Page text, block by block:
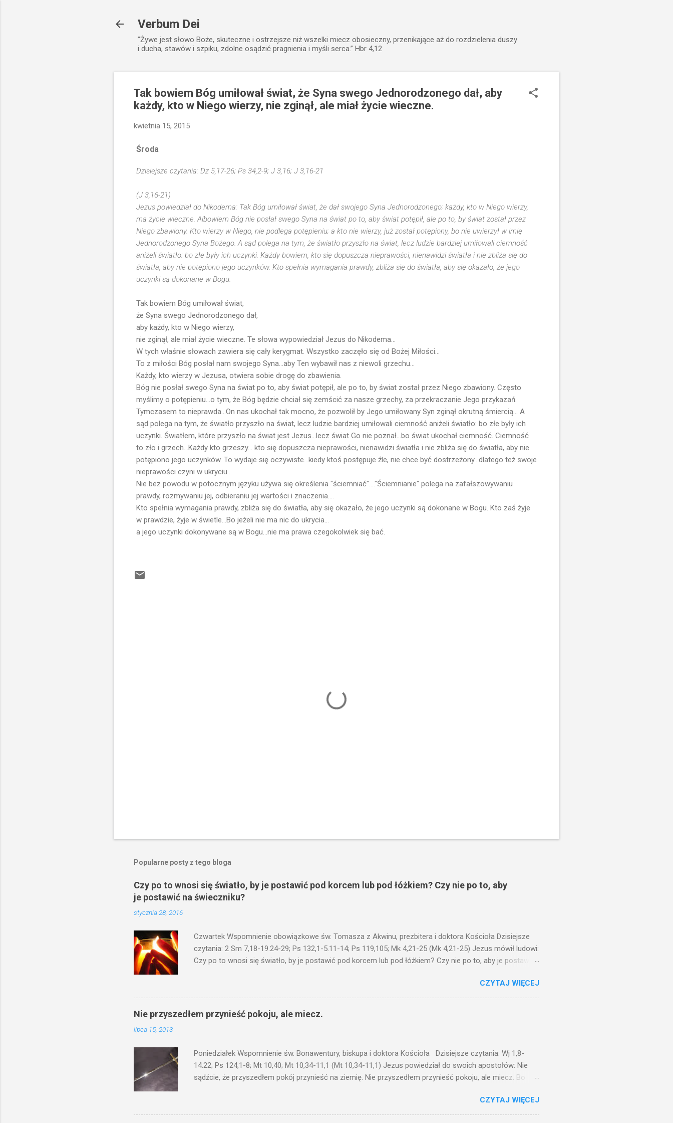
Verbum Dei
”Żywe jest słowo Boże, skuteczne i ostrzejsze niż wszelki miecz obosieczny, przenikające aż do rozdzielenia duszy
i ducha, stawów i szpiku, zdolne osądzić pragnienia i myśli serca.” Hbr 4,12
Tak bowiem Bóg umiłował świat, że Syna swego Jednorodzonego dał, aby
każdy, kto w Niego wierzy, nie zginął, ale miał życie wieczne.
kwietnia 15, 2015
Środa
Dzisiejsze czytania: Dz 5,17-26; Ps 34,2-9; J 3,16; J 3,16-21
(J 3,16-21)
Jezus powiedział do Nikodema: Tak Bóg umiłował świat, że dał swojego Syna Jednorodzonego; każdy, kto w Niego wierzy,
ma życie wieczne. Albowiem Bóg nie posłał swego Syna na świat po to, aby świat potępił, ale po to, by świat został przez
Niego zbawiony. Kto wierzy w Niego, nie podlega potępieniu; a kto nie wierzy, już został potępiony, bo nie uwierzył w imię
Jednorodzonego Syna Bożego. A sąd polega na tym, że światło przyszło na świat, lecz ludzie bardziej umiłowali ciemność
aniżeli światło: bo złe były ich uczynki. Każdy bowiem, kto się dopuszcza nieprawości, nienawidzi światła i nie zbliża się do
światła, aby nie potępiono jego uczynków. Kto spełnia wymagania prawdy, zbliża się do światła, aby się okazało, że jego
uczynki są dokonane w Bogu.
Tak bowiem Bóg umiłował świat,
że Syna swego Jednorodzonego dał,
aby każdy, kto w Niego wierzy,
nie zginął, ale miał życie wieczne. Te słowa wypowiedział Jezus do Nikodema...
W tych właśnie słowach zawiera się cały kerygmat. Wszystko zaczęło się od Bożej Miłości...
To z miłości Bóg posłał nam swojego Syna...aby Ten wybawił nas z niewoli grzechu...
Każdy, kto wierzy w Jezusa, otwiera sobie drogę do zbawienia.
Bóg nie posłał swego Syna na świat po to, aby świat potępił, ale po to, by świat został przez Niego zbawiony. Często
myślimy o potępieniu...o tym, że Bóg będzie chciał się zemścić za nasze grzechy, za przekraczanie Jego przykazań.
Tymczasem to nieprawda...On nas ukochał tak mocno, że pozwolił by Jego umiłowany Syn zginął okrutną śmiercią... A
sąd polega na tym, że światło przyszło na świat, lecz ludzie bardziej umiłowali ciemność aniżeli światło: bo złe były ich
uczynki. Światłem, które przyszło na świat jest Jezus...lecz świat Go nie poznał...bo świat ukochał ciemność. Ciemność
to zło i grzech...Każdy kto grzeszy... kto się dopuszcza nieprawości, nienawidzi światła i nie zbliża się do światła, aby nie
potępiono jego uczynków. To wydaje się oczywiste...kiedy ktoś postępuje źle, nie chce być dostrzeżony...dlatego też swoje
nieprawości czyni w ukryciu...
Nie bez powodu w potocznym języku używa się określenia "ściemniać"...."Ściemnianie" polega na zafałszowywaniu
prawdy, rozmywaniu jej, odbieraniu jej wartości i znaczenia....
Kto spełnia wymagania prawdy, zbliża się do światła, aby się okazało, że jego uczynki są dokonane w Bogu. Kto zaś żyje
w prawdzie, żyje w świetle...Bo jeżeli nie ma nic do ukrycia...
a jego uczynki dokonywane są w Bogu...nie ma prawa czegokolwiek się bać.
Popularne posty z tego bloga
Czy po to wnosi się światło, by je postawić pod korcem lub pod łóżkiem? Czy nie po to, aby
je postawić na świeczniku?
stycznia 28, 2016
Czwartek Wspomnienie obowiązkowe św. Tomasza z Akwinu, prezbitera i doktora Kościoła Dzisiejsze
czytania: 2 Sm 7,18-19.24-29; Ps 132,1-5.11-14; Ps 119,105; Mk 4,21-25 (Mk 4,21-25) Jezus mówił ludowi:
Czy po to wnosi się światło, by je postawić pod korcem lub pod łóżkiem? Czy nie po to, aby je postawić
niechaj słucha. I mówił im: Uważajcie na to, czego słuchacie. Taką samą miarą, jaką wy mierzycie,
odmierzą wam i jeszcze wam dołożą. Bo kto ma, temu będzie dane; a kto nie ma, pozbawią go i tego, co
ma. W dzisiejszym fragmencie z Ewangelii Jezus kontynuuje przypowieści.... Czy po to wnosi się światło,
by je postawić pod korcem lub pod łóżkiem? Czy nie po to, aby je postawić na świeczniku? Nie ma
CZYTAJ WIĘCEJ
Nie przyszedłem przynieść pokoju, ale miecz.
lipca 15, 2013
Poniedziałek Wspomnienie św. Bonawentury, biskupa i doktora Kościoła Dzisiejsze czytania: Wj 1,8-
14.22; Ps 124,1-8; Mt 10,40; Mt 10,34-11,1 (Mt 10,34-11,1) Jezus powiedział do swoich apostołów: Nie
sądźcie, że przyszedłem pokój przynieść na ziemię. Nie przyszedłem przynieść pokoju, ale miecz. Bo
człowieka jego domownicy. Kto kocha ojca lub matkę bardziej niż Mnie, nie jest Mnie godzien. I kto kocha
syna lub córkę bardziej niż Mnie, nie jest Mnie godzien. Kto nie bierze swego krzyża, a idzie za Mną, nie
CZYTAJ WIĘCEJ